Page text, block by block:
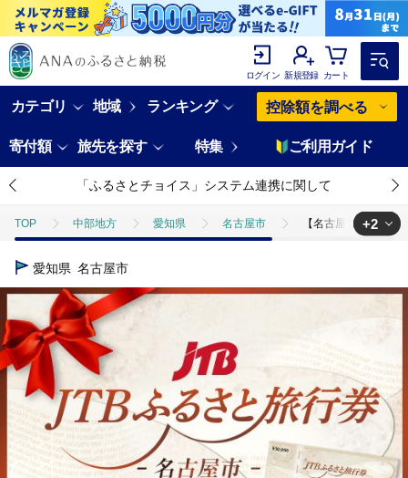
ログイン 新規登録 カート
カテゴリ 地域 ランキング 控除額を調べる
寄付額 旅先を探す 特集 ご利用ガイド
「ふるさとチョイス」システム連携に関して
TOP 中部地方 愛知県 名古屋市 【名古屋市】JTBふ
TOP
TOP 旅行・宿泊・体験 宿泊券 【名古屋市】JTBふるさと
+2
愛知県 名古屋市